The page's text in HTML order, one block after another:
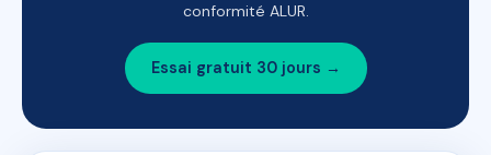
conformité ALUR.
Essai gratuit 30 jours →